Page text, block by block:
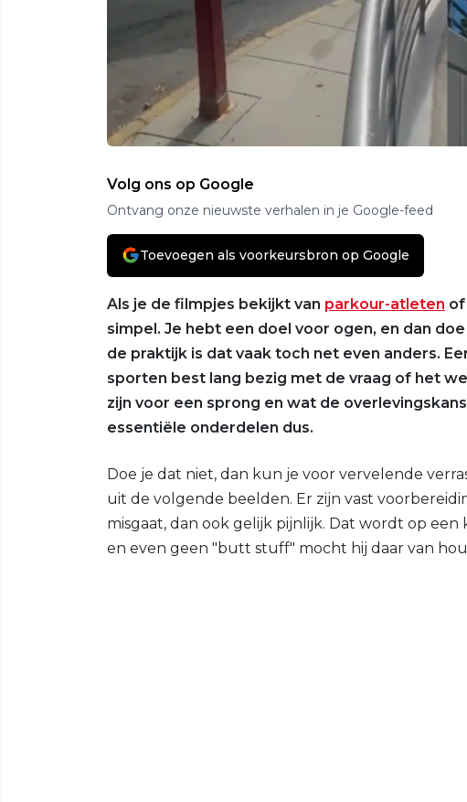
Volg ons op Google
Ontvang onze nieuwste verhalen in je Google-feed
Toevoegen als voorkeursbron op Google
Als je de filmpjes bekijkt van parkour-atleten of
simpel. Je hebt een doel voor ogen, en dan
de praktijk is dat vaak toch net even anders.
sporten best lang bezig met de vraag of het
zijn voor een sprong en wat de
essentiële onderdelen dus.
Doe je dat niet, dan kun je voor vervelende
uit de volgende beelden. Er zijn vast
misgaat, dan ook gelijk pijnlijk. Dat wordt op
en even geen "butt stuff" mocht hij daar van